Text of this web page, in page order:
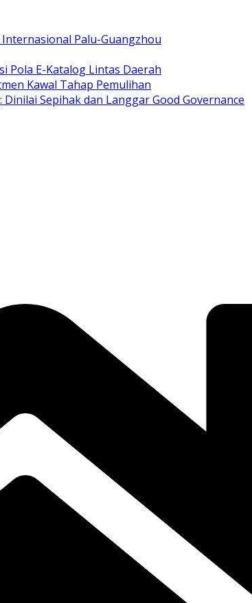
Palu-Guangzhou
Pola E-Katalog Lintas Daerah
Kawal Tahap Pemulihan
Sepihak dan Langgar Good Governance